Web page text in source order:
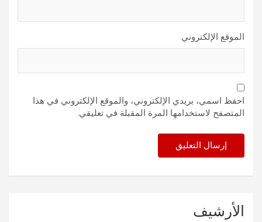
الموقع الإلكتروني
احفظ اسمي، بريدي الإلكتروني، والموقع الإلكتروني في هذا
المتصفح لاستخدامها المرة المقبلة في تعليقي.
الأرشيف